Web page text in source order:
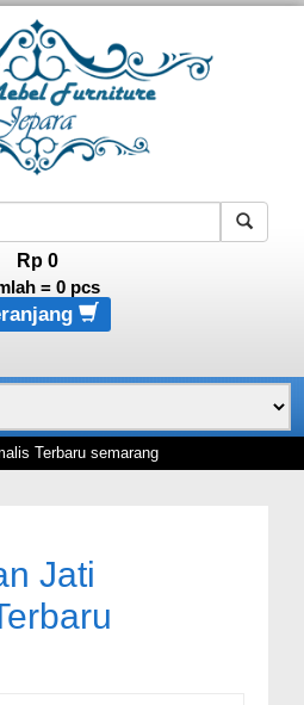
Rp 0
= 0pcs
Terbaru semarang
Jati